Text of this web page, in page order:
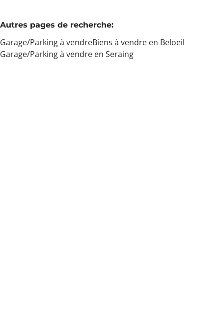
Max. budget
Autres pages de recherche:
Garage/Parking à vendreBiens à vendre en Beloeil
Garage/Parking à vendre en Seraing